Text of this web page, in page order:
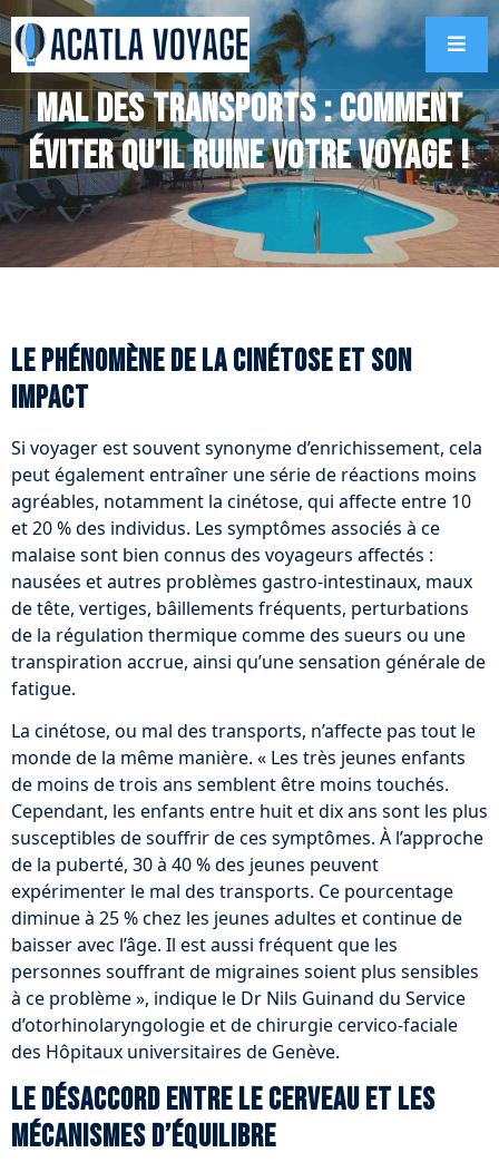
Mal des transports : comment
éviter qu’il ruine votre voyage !
Le phénomène de la cinétose et son
impact
Si voyager est souvent synonyme d’enrichissement, cela
peut également entraîner une série de réactions moins
agréables, notamment la cinétose, qui affecte entre 10
et 20 % des individus. Les symptômes associés à ce
malaise sont bien connus des voyageurs affectés :
nausées et autres problèmes gastro-intestinaux, maux
de tête, vertiges, bâillements fréquents, perturbations
de la régulation thermique comme des sueurs ou une
transpiration accrue, ainsi qu’une sensation générale de
fatigue.
La cinétose, ou mal des transports, n’affecte pas tout le
monde de la même manière. « Les très jeunes enfants
de moins de trois ans semblent être moins touchés.
Cependant, les enfants entre huit et dix ans sont les plus
susceptibles de souffrir de ces symptômes. À l’approche
de la puberté, 30 à 40 % des jeunes peuvent
expérimenter le mal des transports. Ce pourcentage
diminue à 25 % chez les jeunes adultes et continue de
baisser avec l’âge. Il est aussi fréquent que les
personnes souffrant de migraines soient plus sensibles
à ce problème », indique le Dr Nils Guinand du Service
d’otorhinolaryngologie et de chirurgie cervico-faciale
des Hôpitaux universitaires de Genève.
Le désaccord entre le cerveau et les
mécanismes d’équilibre